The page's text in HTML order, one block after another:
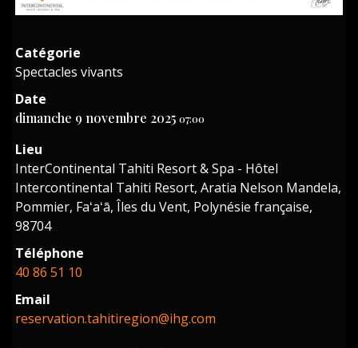
Catégorie
Spectacles vivants
Date
dimanche 9 novembre 2025 07:00
Lieu
InterContinental Tahiti Resort & Spa - Hôtel
Intercontinental Tahiti Resort, Aratia Nelson Mandela,
Pommier, Faʻaʻā, Îles du Vent, Polynésie française,
98704
Téléphone
40 86 51 10
Email
reservation.tahitiregion@ihg.com